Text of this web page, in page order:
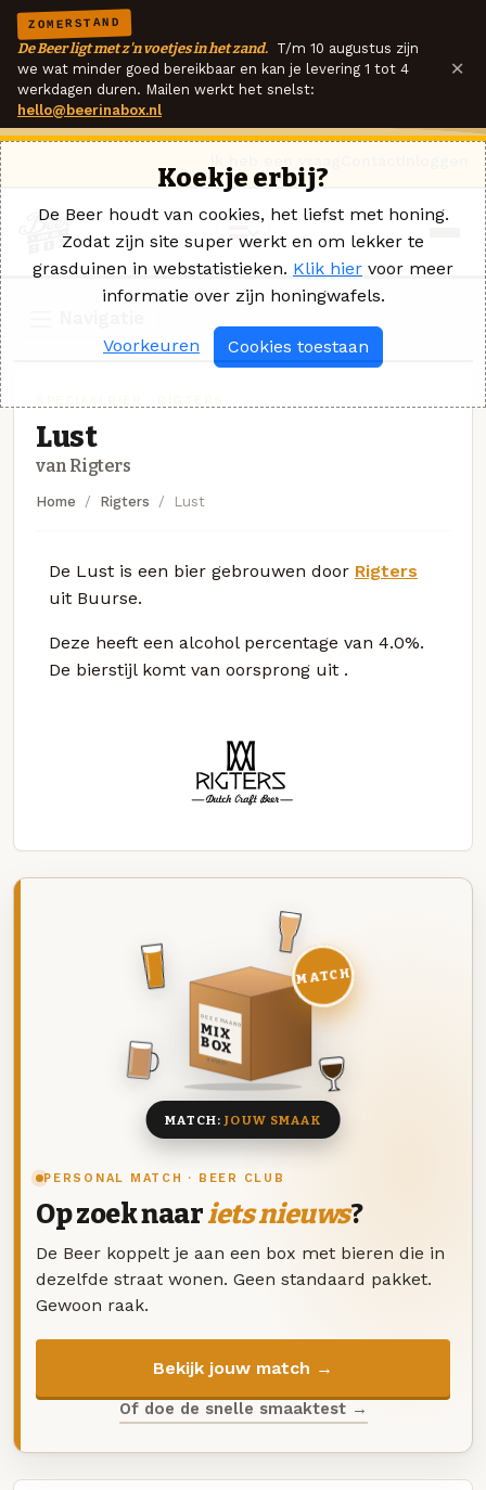
ZOMERSTAND
De Beer ligt met z'n voetjes in het zand. T/m 10 augustus zijn
we wat minder goed bereikbaar en kan je levering 1 tot 4
werkdagen duren. Mailen werkt het snelst:
hello@beerinabox.nl
×
Lust
van Rigters
Home Rigters Lust
De Lust is een bier gebrouwen door Rigters
uit Buurse.
Deze heeft een alcohol percentage van 4.0%.
De bierstijl komt van oorsprong uit .
PERSONAL MATCH · BEER CLUB
Op zoek naariets nieuws?
De Beer koppelt je aan een box met bieren die in
dezelfde straat wonen. Geen standaard pakket.
Gewoon raak.
Bekijk jouw match →
Of doe de snelle smaaktest →
DEZE MAAND
MIX
BOX
8 BIEREN
MATCH
MATCH:JOUW SMAAK
Koekje erbij?
De Beer houdt van cookies, het liefst met honing.
Zodat zijn site super werkt en om lekker te
grasduinen in webstatistieken. Klik hier voor meer
informatie over zijn honingwafels.
Voorkeuren Cookies toestaan